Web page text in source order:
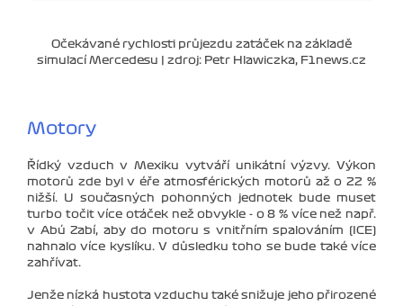
Očekávané rychlosti průjezdu zatáček na základě
simulací Mercedesu | zdroj: Petr Hlawiczka, F1news.cz
Motory
Řídký vzduch v Mexiku vytváří unikátní výzvy. Výkon
motorů zde byl v éře atmosférických motorů až o 22 %
nižší. U současných pohonných jednotek bude muset
turbo točit více otáček než obvykle - o 8 % více než např.
v Abú Zabí, aby do motoru s vnitřním spalováním (ICE)
nahnalo více kyslíku. V důsledku toho se bude také více
zahřívat.
Jenže nízká hustota vzduchu také snižuje jeho přirozené